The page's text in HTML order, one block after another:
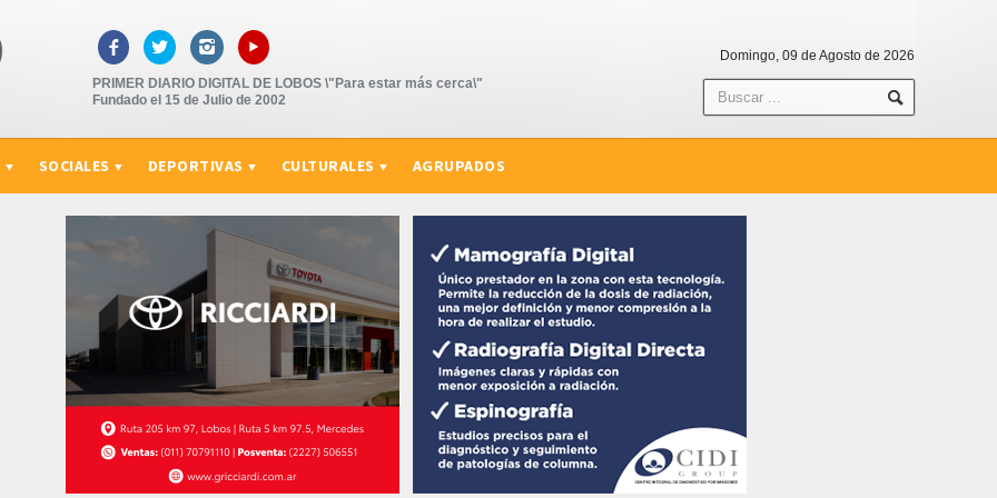
   ▸
PRIMER DIARIO DIGITAL DE LOBOS \"Para estar más cerca\"
Fundado el 15 de Julio de 2002
Domingo, 09 de Agosto de 2026
SOCIALES DEPORTIVAS CULTURALES AGRUPADOS